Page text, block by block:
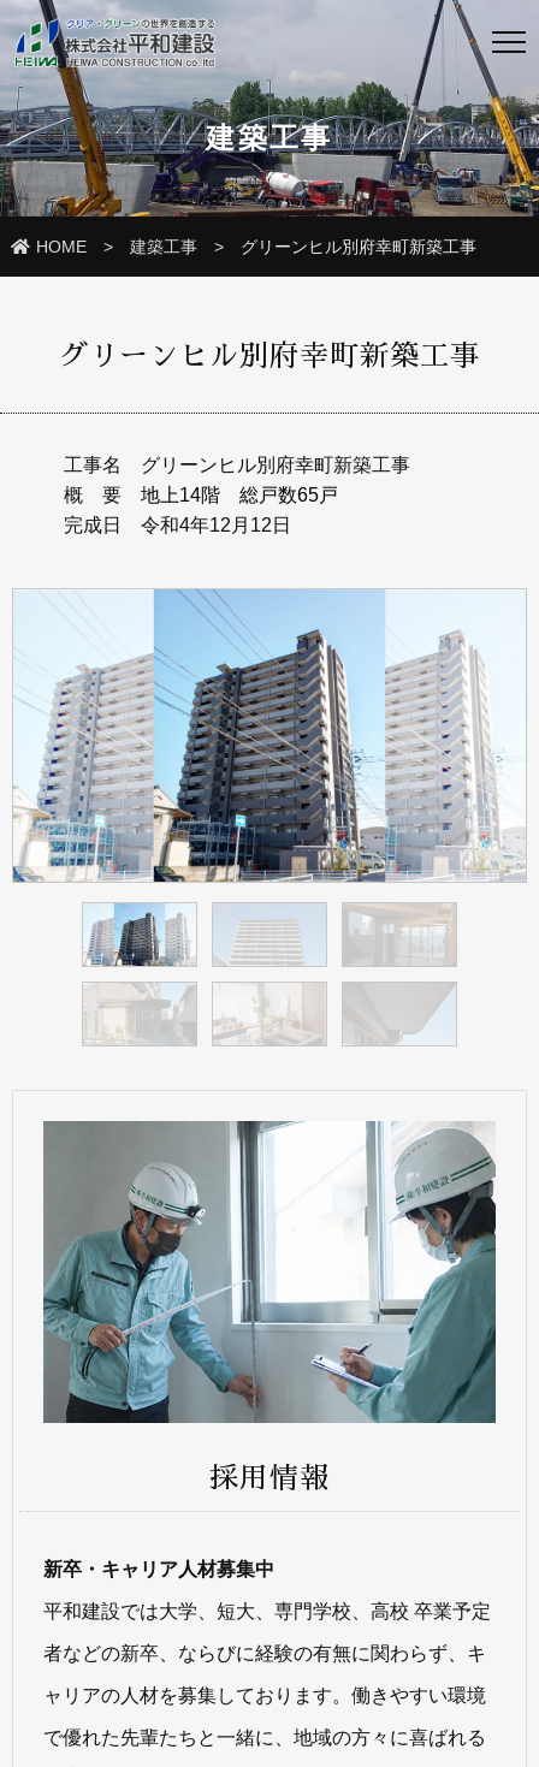
建築工事
HOME 建築工事 グリーンヒル別府幸町新築工事
グリーンヒル別府幸町新築工事
工事名
概 要
グリーンヒル別府幸町新築工事
地上14階 総戸数65戸
完成日
令和4年12月12日
採用情報
新卒・キャリア人材募集中
平和建設では大学、短大、専門学校、高校 卒業予定
者などの新卒、ならびに経験の有無に関わらず、キ
ャリアの人材を募集しております。働きやすい環境
で優れた先輩たちと一緒に、地域の方々に喜ばれる